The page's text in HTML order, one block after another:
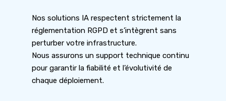
Nos solutions IA respectent strictement la
réglementation RGPD et s’intègrent sans
perturber votre infrastructure.
Nous assurons un support technique continu
pour garantir la fiabilité et l’évolutivité de
chaque déploiement.